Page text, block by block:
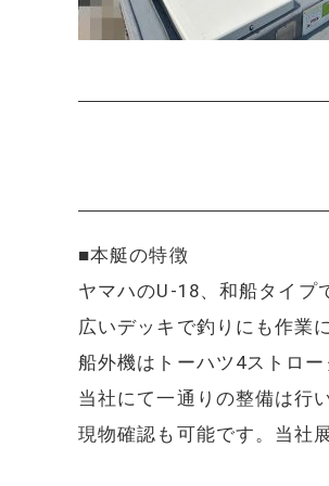
■本艇の特徴
ヤマハのU-18、和船タイプ
広いデッキで釣りにも作業
船外機はトーハツ4ストロ
当社にて一通りの整備は行
現物確認も可能です。当社